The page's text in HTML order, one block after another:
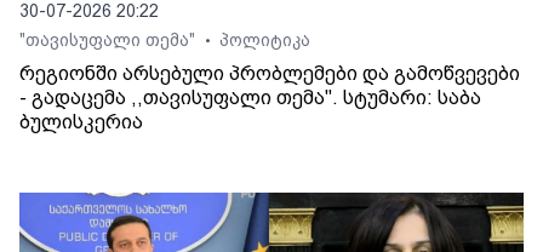
30-07-2026 20:22
"თავისუფალი თემა"
• პოლიტიკა
რეგიონში არსებული პრობლემები და გამოწვევები
- გადაცემა ,,თავისუფალი თემა". სტუმარი: საბა
ბულისკერია